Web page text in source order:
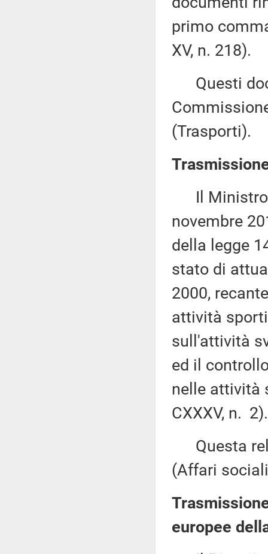
primo
XV, n. 218).
Questi
(Trasporti).
Il Ministro
novembre
della legge
stato di
2000,
attività
sull'attività
ed il
nelle attività
CXXXV, n. 2).
Questa
(Affari
europee